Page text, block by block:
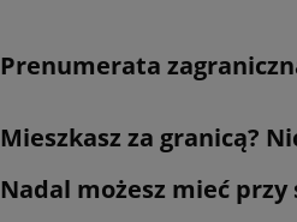
Prenumerata
Mieszkasz za granicą?
Nadal możesz mieć